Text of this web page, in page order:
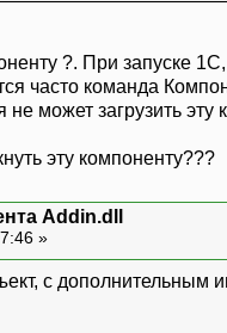
?. При запуске
часто команда
может загрузить эту
эту компоненту???
Addin.dll
»
с